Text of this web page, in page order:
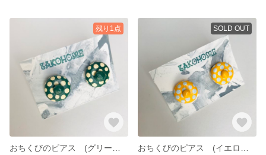
残り1点 SOLD OUT